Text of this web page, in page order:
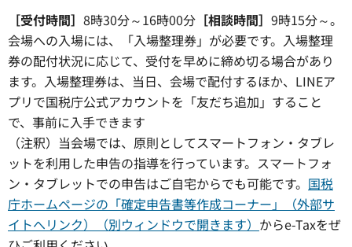
［受付時間］ 8時30分～16時00分 ［相談時間］ 9時15分～。
会場への入場には、「入場整理券」が必要です。入場整理
券の配付状況に応じて、受付を早めに締め切る場合があり
ます。入場整理券は、当日、会場で配付するほか、LINEア
プリで国税庁公式アカウントを「友だち追加」すること
で、事前に入手できます
（注釈）当会場では、原則としてスマートフォン・タブレ
ットを利用した申告の指導を行っています。スマートフォ
ン・タブレットでの申告はご自宅からでも可能です。 国税
庁ホームページの「確定申告書等作成コーナー」（外部サ
イトへリンク）（別ウィンドウで開きます） からe-Taxをぜ